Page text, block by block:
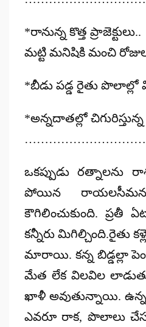
*రానున్న కొత్త ప్రాజెక్టులు..
మట్టి మనిషికి మంచి
*బీడు పడ్డ రైతు పొలాల్లో
*అన్నదాతల్లో
ఒకప్పుడు రత్నాలను
పోయిన రాయలసీమను
కౌగిలించుకుంది. ప్రతీ
కన్నీరు మిగిల్చింది.రైతు
మారాయి. కన్న బిడ్డల్లా
మేత లేక విలవిల
ఖాళీ అవుతున్నాయి. ఉన్న
ఎవరూ రాక, పొలాలు